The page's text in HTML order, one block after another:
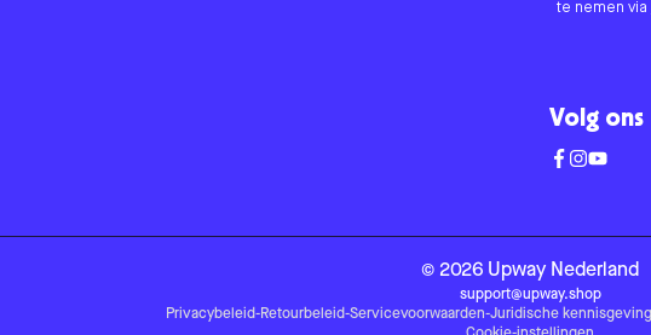
te nemen via
Volg ons
© 2026 Upway Nederland
support@upway.shop
Privacybeleid-Retourbeleid-Servicevoorwaarden-Juridische kennisgeving